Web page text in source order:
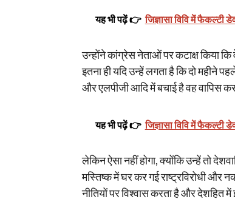
यह भी पढ़ें 👉 जिज्ञासा विवि में फैकल्टी
उन्होंने कांग्रेस नेताओं पर कटाक्ष किया
इतना ही यदि उन्हें लगता है कि दो महीने
और एलपीजी आदि में बचाई है वह वापिस
यह भी पढ़ें 👉 जिज्ञासा विवि में फैकल्टी
लेकिन ऐसा नहीं होगा, क्योंकि उन्हें तो
मस्तिष्क में घर कर गई राष्ट्रविरोधी और
नीतियों पर विश्वास करता है और देशहित